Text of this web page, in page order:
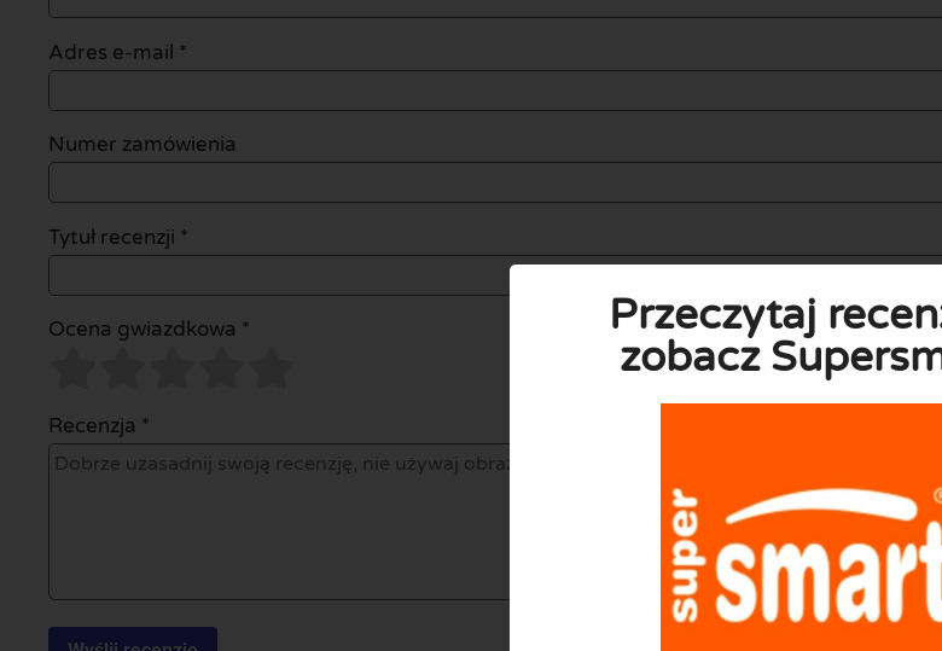
Adres e-mail *
Numer zamówienia
Tytuł recenzji *
Ocena gwiazdkowa *
Recenzja *
Przeczytaj
zobacz